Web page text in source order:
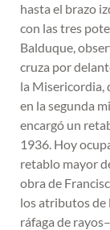
hasta el brazo
con las tres
Balduque,
cruza por
la Misericordia,
en la segunda
encargó un
1936. Hoy
retablo mayor
obra de
los atributos de
ráfaga de